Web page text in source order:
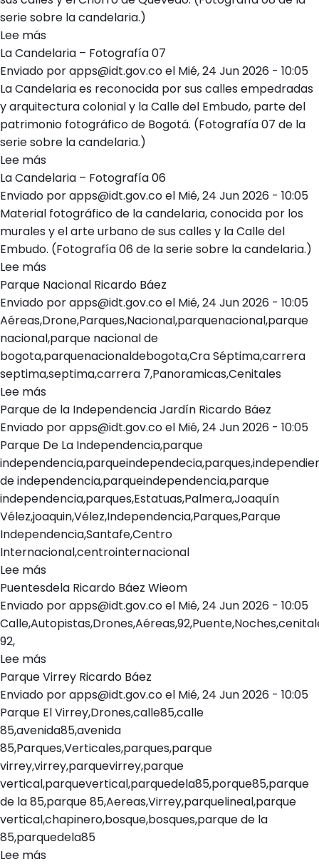
serie sobre la candelaria.)
Lee más
La
Candelaria
–
Fotografía
08
La Candelaria – Fotografía 07
Enviado porapps@idt.gov.coel Mié, 24 Jun 2026 - 10:05
La Candelaria es reconocida por sus calles empedradas
y arquitectura colonial y la Calle del Embudo, parte del
patrimonio fotográfico de Bogotá. (Fotografía 07 de la
serie sobre la candelaria.)
Lee más
La
Candelaria
–
Fotografía
07
La Candelaria – Fotografía 06
Enviado porapps@idt.gov.coel Mié, 24 Jun 2026 - 10:05
Material fotográfico de la candelaria, conocida por los
murales y el arte urbano de sus calles y la Calle del
Embudo. (Fotografía 06 de la serie sobre la candelaria.)
Lee más
La
Candelaria
–
Fotografía
06
Parque Nacional Ricardo Báez
Enviado porapps@idt.gov.coel Mié, 24 Jun 2026 - 10:05
Aéreas,Drone,Parques,Nacional,parquenacional,parque
nacional,parque nacional de
bogota,parquenacionaldebogota,Cra Séptima,carrera
septima,septima,carrera 7,Panoramicas,Cenitales
Lee más
Parque
Nacional
Ricardo
Báez
Parque de la Independencia Jardín Ricardo Báez
Enviado porapps@idt.gov.coel Mié, 24 Jun 2026 - 10:05
Parque De La Independencia,parque
de independencia,parqueindependencia,parque
independencia,parques,Estatuas,Palmera,Joaquín
Vélez,joaquin,Vélez,Independencia,Parques,Parque
Independencia,Santafe,Centro
Internacional,centrointernacional
Lee más
Parque
de
la
Ricardo
Báez
Puentesdela Ricardo Báez Wieom
Enviado porapps@idt.gov.coel Mié, 24 Jun 2026 - 10:05
92,
Lee más
Puentesdela
Ricardo
Báez
Wieom
Parque Virrey Ricardo Báez
Enviado porapps@idt.gov.coel Mié, 24 Jun 2026 - 10:05
Parque El Virrey,Drones,calle85,calle
85,avenida85,avenida
85,Parques,Verticales,parques,parque
virrey,virrey,parquevirrey,parque
vertical,parquevertical,parquedela85,porque85,parque
de la 85,parque 85,Aereas,Virrey,parquelineal,parque
vertical,chapinero,bosque,bosques,parque de la
85,parquedela85
Lee más